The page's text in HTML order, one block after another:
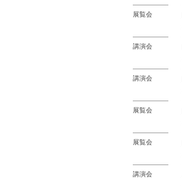
展覧会
講演会
講演会
展覧会
展覧会
講演会